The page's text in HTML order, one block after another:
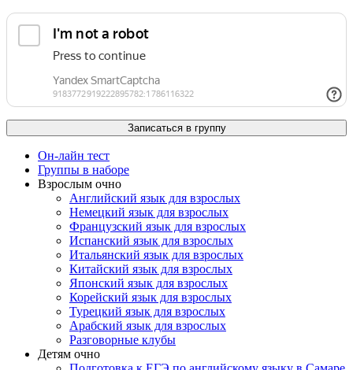
Он-лайн тест
Группы в наборе
Взрослым очно
Английский язык для взрослых
Немецкий язык для взрослых
Французский язык для взрослых
Испанский язык для взрослых
Итальянский язык для взрослых
Китайский язык для взрослых
Японский язык для взрослых
Корейский язык для взрослых
Турецкий язык для взрослых
Арабский язык для взрослых
Разговорные клубы
Детям очно